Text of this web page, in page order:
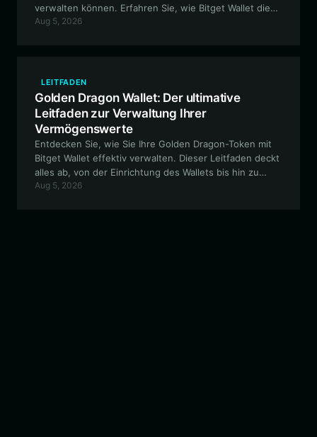
verwalten können. Erfahren Sie, wie Bitget Wallet die
wesentlichen Funktionen bietet, um die Volatilität von
Aug 5, 2026
LEITFADEN
Golden Dragon Wallet: Der ultimative
Leitfaden zur Verwaltung Ihrer
Vermögenswerte
Entdecken Sie, wie Sie Ihre Golden Dragon-Token mit
Bitget Wallet effektiv verwalten. Dieser Leitfaden deckt
alles ab, von der Einrichtung des Wallets bis hin zu
fortgeschrittenen On-Chain-Interaktionen innerhalb
Aug 5, 2026